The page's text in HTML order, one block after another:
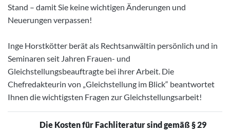
Stand – damit Sie keine wichtigen Änderungen und
Neuerungen verpassen!
Inge Horstkötter berät als Rechtsanwältin persönlich und in
Seminaren seit Jahren Frauen- und
Gleichstellungsbeauftragte bei ihrer Arbeit. Die
Chefredakteurin von „Gleichstellung im Blick“ beantwortet
Ihnen die wichtigsten Fragen zur Gleichstellungsarbeit!
Die Kosten für Fachliteratur sind gemäß § 29